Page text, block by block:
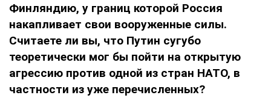
Финляндию, у границ которой Россия
накапливает свои вооруженные силы.
Считаете ли вы, что Путин сугубо
теоретически мог бы пойти на открытую
агрессию против одной из стран НАТО, в
частности из уже перечисленных?